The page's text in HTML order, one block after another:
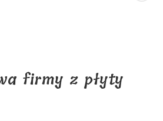
firmy z płyty